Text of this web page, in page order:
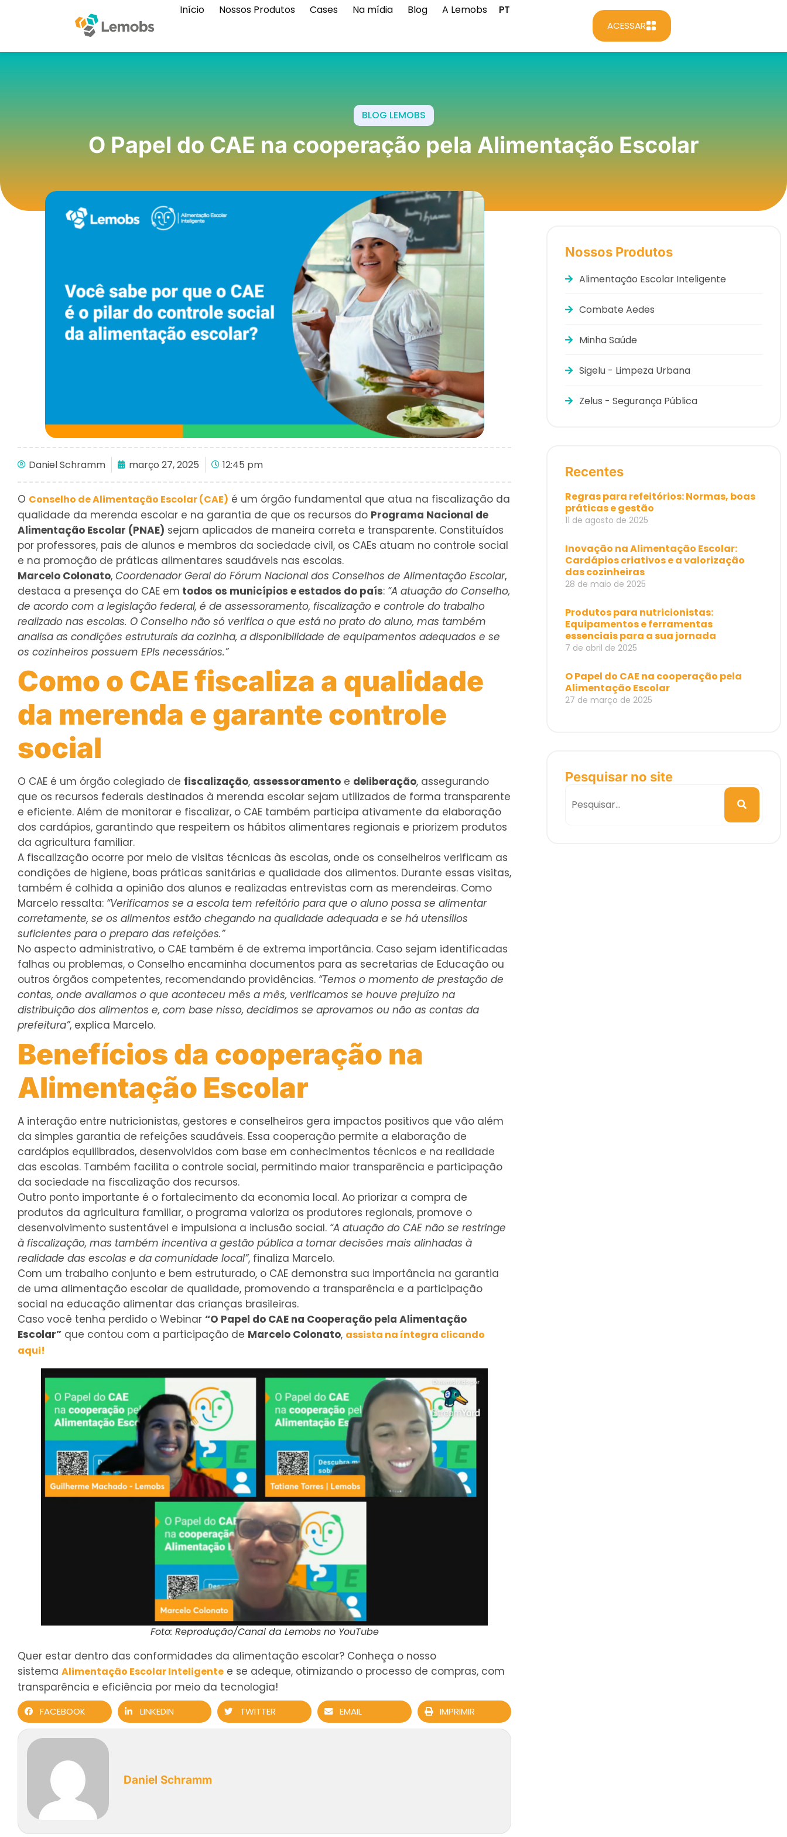
Início Nossos Produtos Cases Na mídia Blog A Lemobs PT
ACESSAR
BLOG LEMOBS
O Papel do CAE na cooperação pela Alimentação Escolar
Daniel Schramm março 27, 2025 12:45 pm
O Conselho de Alimentação Escolar (CAE) é um órgão fundamental que atua na fiscalização da
qualidade da merenda escolar e na garantia de que os recursos do Programa Nacional de
Alimentação Escolar (PNAE) sejam aplicados de maneira correta e transparente. Constituídos
por professores, pais de alunos e membros da sociedade civil, os CAEs atuam no controle social
e na promoção de práticas alimentares saudáveis nas escolas.
Marcelo Colonato, Coordenador Geral do Fórum Nacional dos Conselhos de Alimentação Escolar,
destaca a presença do CAE em todos os municípios e estados do país: “A atuação do Conselho,
de acordo com a legislação federal, é de assessoramento, fiscalização e controle do trabalho
realizado nas escolas. O Conselho não só verifica o que está no prato do aluno, mas também
analisa as condições estruturais da cozinha, a disponibilidade de equipamentos adequados e se
os cozinheiros possuem EPIs necessários.”
Como o CAE fiscaliza a qualidade
da merenda e garante controle
social
O CAE é um órgão colegiado de fiscalização, assessoramento e deliberação, assegurando
que os recursos federais destinados à merenda escolar sejam utilizados de forma transparente
e eficiente. Além de monitorar e fiscalizar, o CAE também participa ativamente da elaboração
dos cardápios, garantindo que respeitem os hábitos alimentares regionais e priorizem produtos
da agricultura familiar.
A fiscalização ocorre por meio de visitas técnicas às escolas, onde os conselheiros verificam as
condições de higiene, boas práticas sanitárias e qualidade dos alimentos. Durante essas visitas,
também é colhida a opinião dos alunos e realizadas entrevistas com as merendeiras. Como
Marcelo ressalta: “Verificamos se a escola tem refeitório para que o aluno possa se alimentar
corretamente, se os alimentos estão chegando na qualidade adequada e se há utensílios
suficientes para o preparo das refeições.”
No aspecto administrativo, o CAE também é de extrema importância. Caso sejam identificadas
falhas ou problemas, o Conselho encaminha documentos para as secretarias de Educação ou
outros órgãos competentes, recomendando providências. “Temos o momento de prestação de
contas, onde avaliamos o que aconteceu mês a mês, verificamos se houve prejuízo na
distribuição dos alimentos e, com base nisso, decidimos se aprovamos ou não as contas da
prefeitura”, explica Marcelo.
Benefícios da cooperação na
Alimentação Escolar
A interação entre nutricionistas, gestores e conselheiros gera impactos positivos que vão além
da simples garantia de refeições saudáveis. Essa cooperação permite a elaboração de
cardápios equilibrados, desenvolvidos com base em conhecimentos técnicos e na realidade
das escolas. Também facilita o controle social, permitindo maior transparência e participação
da sociedade na fiscalização dos recursos.
Outro ponto importante é o fortalecimento da economia local. Ao priorizar a compra de
produtos da agricultura familiar, o programa valoriza os produtores regionais, promove o
desenvolvimento sustentável e impulsiona a inclusão social. “A atuação do CAE não se restringe
à fiscalização, mas também incentiva a gestão pública a tomar decisões mais alinhadas à
realidade das escolas e da comunidade local”, finaliza Marcelo.
Com um trabalho conjunto e bem estruturado, o CAE demonstra sua importância na garantia
de uma alimentação escolar de qualidade, promovendo a transparência e a participação
social na educação alimentar das crianças brasileiras.
Caso você tenha perdido o Webinar “O Papel do CAE na Cooperação pela Alimentação
Escolar” que contou com a participação de Marcelo Colonato, assista na íntegra clicando
aqui!
Foto: Reprodução/Canal da Lemobs no YouTube
Quer estar dentro das conformidades da alimentação escolar? Conheça o nosso
sistema Alimentação Escolar Inteligente e se adeque, otimizando o processo de compras, com
transparência e eficiência por meio da tecnologia!
FACEBOOK LINKEDIN TWITTER EMAIL IMPRIMIR
Daniel Schramm
Nossos Produtos
Alimentação Escolar Inteligente
Combate Aedes
Minha Saúde
Sigelu - Limpeza Urbana
Zelus - Segurança Pública
Recentes
Regras para refeitórios: Normas, boas
práticas e gestão
11 de agosto de 2025
Inovação na Alimentação Escolar:
Cardápios criativos e a valorização
das cozinheiras
28 de maio de 2025
Produtos para nutricionistas:
Equipamentos e ferramentas
essenciais para a sua jornada
7 de abril de 2025
O Papel do CAE na cooperação pela
Alimentação Escolar
27 de março de 2025
Pesquisar no site